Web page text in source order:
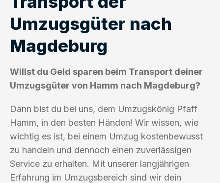
Umzugsgüter nach
Magdeburg
Willst du Geld sparen beim Transport deiner
Umzugsgüter von Hamm nach Magdeburg?
Dann bist du bei uns, dem Umzugskönig Pfaff
Hamm, in den besten Händen! Wir wissen, wie
wichtig es ist, bei einem Umzug kostenbewusst
zu handeln und dennoch einen zuverlässigen
Service zu erhalten. Mit unserer langjährigen
Erfahrung im Umzugsbereich sind wir dein